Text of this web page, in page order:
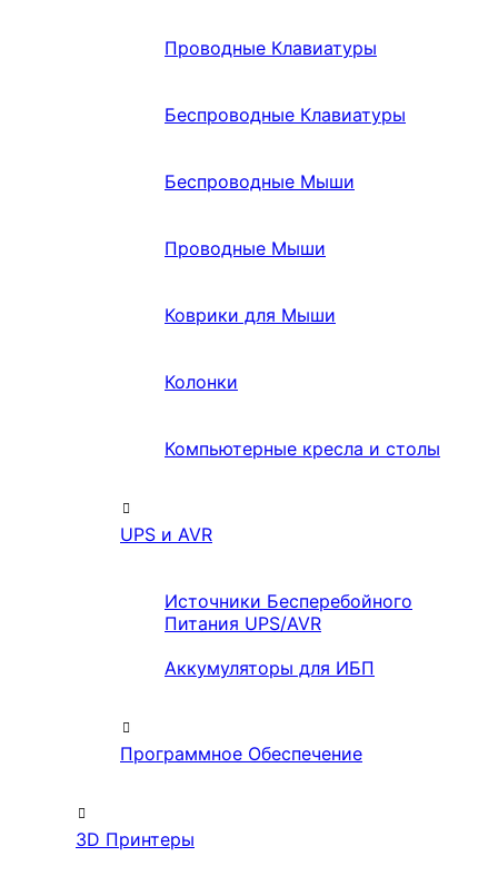
Проводные Клавиатуры
Беспроводные Клавиатуры
Беспроводные Мыши
Проводные Мыши
Коврики для Мыши
Колонки
Компьютерные кресла и столы
UPS и AVR
Источники Бесперебойного
Питания UPS/AVR
Аккумуляторы для ИБП
Программное Обеспечение
3D Принтеры